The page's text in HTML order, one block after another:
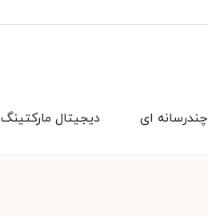
دیجیتال مارکتینگ چندرسانه ای